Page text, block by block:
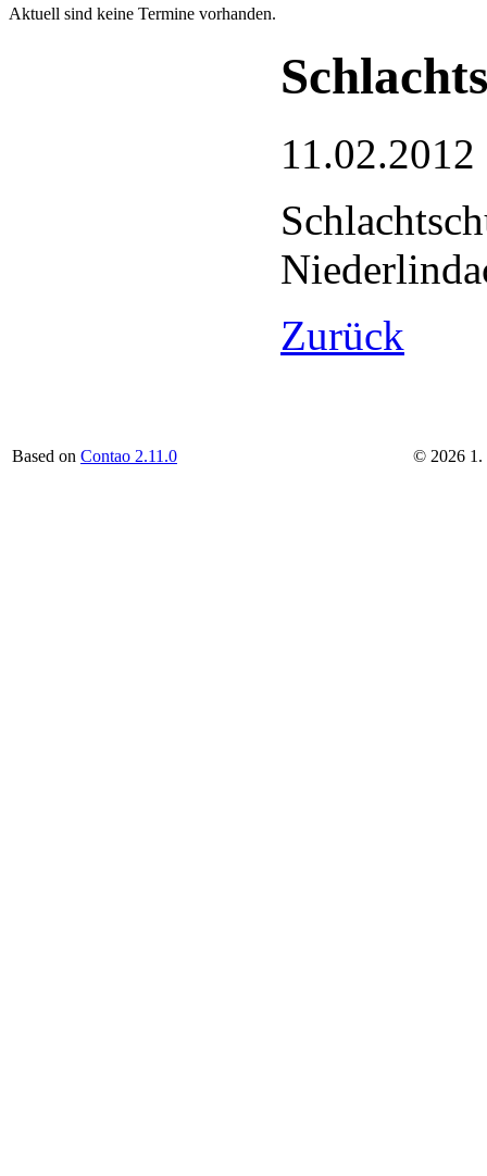
Aktuell sind keine Termine vorhanden.
11.02.2012
Zurück
Based on Contao 2.11.0 © 2026